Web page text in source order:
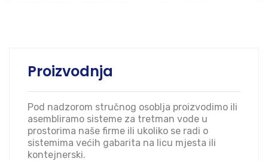
Proizvodnja
Pod nadzorom stručnog osoblja proizvodimo ili
asembliramo sisteme za tretman vode u
prostorima naše firme ili ukoliko se radi o
sistemima većih gabarita na licu mjesta ili
kontejnerski.